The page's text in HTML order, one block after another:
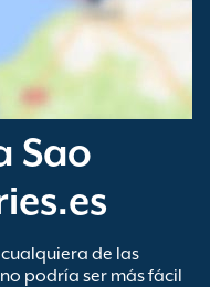
Sao
de las
podría ser más fácil